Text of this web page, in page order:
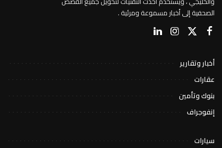
الصحفية إلى أخبار مسموعة ومرئية .
أخبار وتقارير
عقارات
بنوك وتأمين
إنفوجراف
سيارات